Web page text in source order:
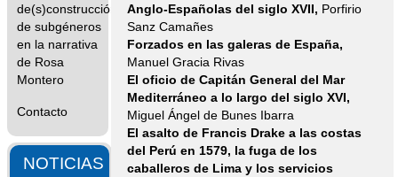
de(s)construcción
de subgéneros
en la narrativa
de Rosa
Montero
Contacto
NOTICIAS
Anglo-Españolas del siglo XVII, Porfirio
Sanz Camañes
Forzados en las galeras de España,
Manuel Gracia Rivas
El oficio de Capitán General del Mar
Mediterráneo a lo largo del siglo XVI,
Miguel Ángel de Bunes Ibarra
El asalto de Francis Drake a las costas
del Perú en 1579, la fuga de los
caballeros de Lima y los servicios